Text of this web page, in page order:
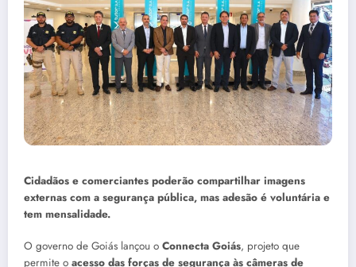
Cidadãos e comerciantes poderão compartilhar imagens
externas com a segurança pública, mas adesão é voluntária e
tem mensalidade.
O governo de Goiás lançou o Connecta Goiás, projeto que
permite o acesso das forças de segurança às câmeras de